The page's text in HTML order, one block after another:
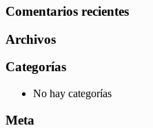
Comentarios recientes
Archivos
Categorías
No hay categorías
Meta